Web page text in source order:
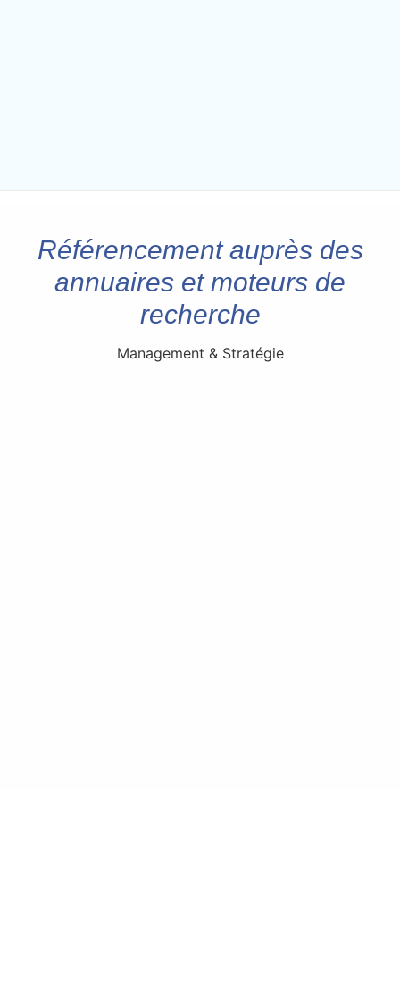
Référencement auprès des
annuaires et moteurs de
recherche
Management & Stratégie